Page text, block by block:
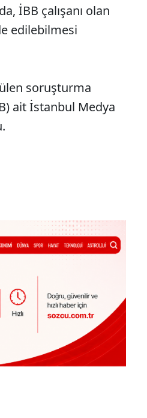
Sesi Aç
İBB çalışanı olan
edilebilmesi
soruşturma
ait İstanbul Medya